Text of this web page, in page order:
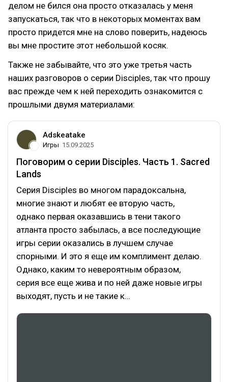
делом не бился она просто отказалась у меня
запускаться, так что в некоторых моментах вам
просто придется мне на слово поверить, надеюсь
вы мне простите этот небольшой косяк.
Также не забывайте, что это уже третья часть
наших разговоров о серии Disciples, так что прошу
вас прежде чем к ней переходить ознакомится с
прошлыми двумя материалами:
Adskeatake
Игры 15.09.2025
Поговорим о серии Disciples. Часть 1. Sacred
Lands
Серия Disciples во многом парадоксальна,
многие знают и любят ее вторую часть,
однако первая оказавшись в тени такого
атланта просто забылась, а все последующие
игры серии оказались в лучшем случае
спорными. И это я еще им комплимент делаю.
Однако, каким то невероятным образом,
серия все еще жива и по ней даже новые игры
выходят, пусть и не такие к…